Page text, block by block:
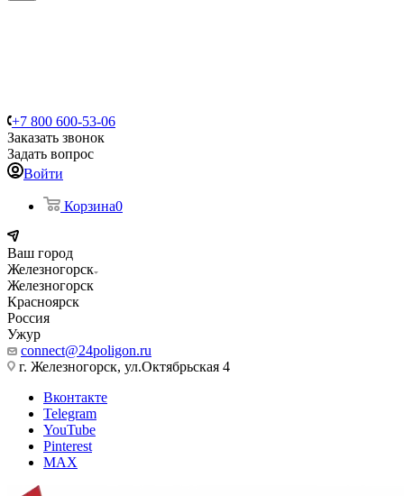
+7 800 600-53-06
Заказать звонок
Задать вопрос
Войти
Корзина0
Ваш город
Железногорск
Железногорск
Красноярск
Россия
Ужур
connect@24poligon.ru
г. Железногорск, ул.Октябрьская 4
Вконтакте
Telegram
YouTube
Pinterest
MAX